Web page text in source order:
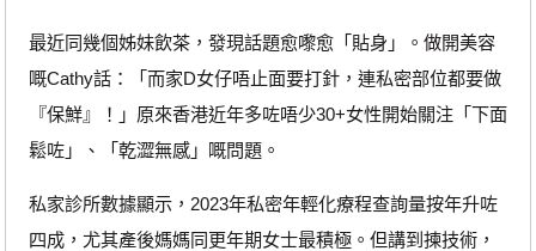
最近同幾個姊妹飲茶，發現話題愈嚟愈「貼身」。做開美容
嘅Cathy話：「而家D女仔唔止面要打針，連私密部位都要做
『保鮮』！」原來香港近年多咗唔少30+女性開始關注「下面
鬆咗」、「乾澀無感」嘅問題。
私家診所數據顯示，2023年私密年輕化療程查詢量按年升咗
四成，尤其產後媽媽同更年期女士最積極。但講到揀技術，